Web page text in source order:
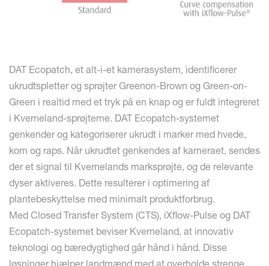
DAT Ecopatch, et alt-i-et kamerasystem, identificerer
ukrudtspletter og sprøjter Greenon-Brown og Green-on-
Green i realtid med et tryk på en knap og er fuldt integreret
i Kverneland-sprøjterne. DAT Ecopatch-systemet
genkender og kategoriserer ukrudt i marker med hvede,
korn og raps. Når ukrudtet genkendes af kameraet, sendes
der et signal til Kvernelands marksprøjte, og de relevante
dyser aktiveres. Dette resulterer i optimering af
plantebeskyttelse med minimalt produktforbrug.
Med Closed Transfer System (CTS), iXflow-Pulse og DAT
Ecopatch-systemet beviser Kverneland, at innovativ
teknologi og bæredygtighed går hånd i hånd. Disse